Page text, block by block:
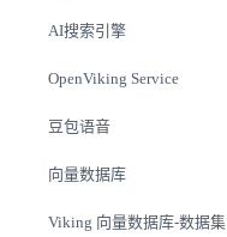
AI搜索引擎
OpenViking Service
豆包语音
向量数据库
Viking 向量数据库-数据集